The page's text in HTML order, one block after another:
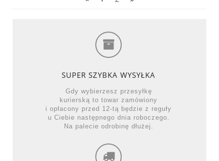
SUPER SZYBKA WYSYŁKA
Gdy wybierzesz przesyłkę
kurierską to towar zamówiony
i opłacony przed 12-tą będzie z reguły
u Ciebie następnego dnia roboczego.
Na palecie odrobinę dłużej.